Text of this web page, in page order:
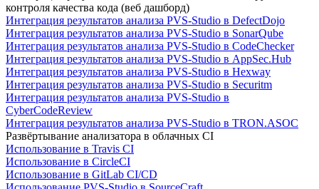
контроля качества кода (веб дашборд)
Интеграция результатов анализа PVS-Studio в DefectDojo
Интеграция результатов анализа PVS-Studio в SonarQube
Интеграция результатов анализа PVS-Studio в CodeChecker
Интеграция результатов анализа PVS-Studio в AppSec.Hub
Интеграция результатов анализа PVS-Studio в Hexway
Интеграция результатов анализа PVS-Studio в Securitm
Интеграция результатов анализа PVS-Studio в
CyberCodeReview
Интеграция результатов анализа PVS-Studio в TRON.ASOC
Развёртывание анализатора в облачных CI
Использование в Travis CI
Использование в CircleCI
Использование в GitLab CI/CD